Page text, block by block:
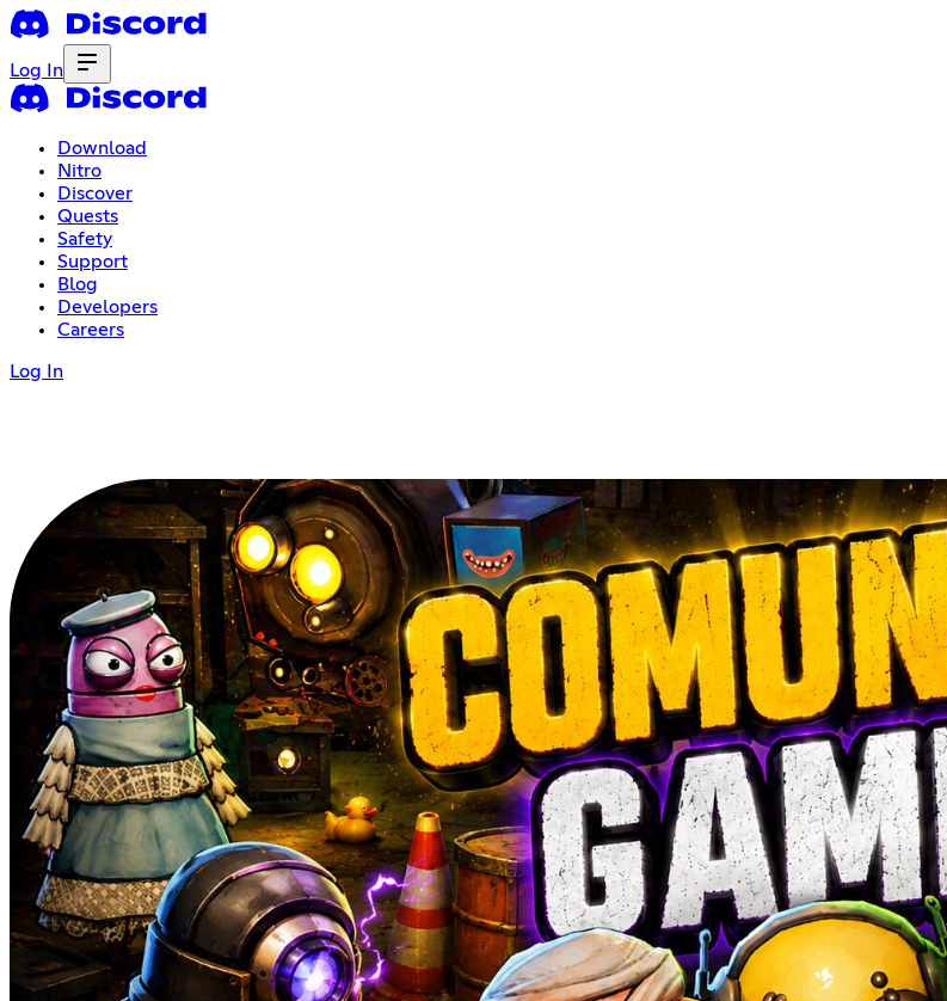
Log In
Download
Nitro
Discover
Quests
Safety
Support
Blog
Developers
Careers
Log In